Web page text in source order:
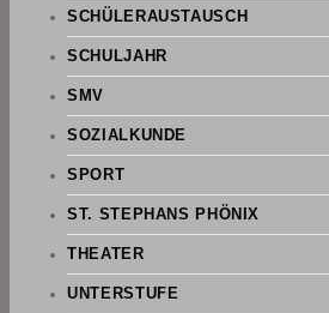
SCHÜLERAUSTAUSCH
SCHULJAHR
SMV
SOZIALKUNDE
SPORT
ST. STEPHANS PHÖNIX
THEATER
UNTERSTUFE